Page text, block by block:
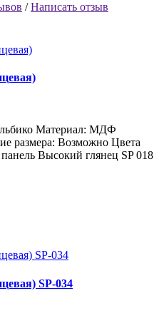
/Написать отзыв
Материал: МДФ
размера: Возможно Цвета
Высокий глянец SP 018
SP-034